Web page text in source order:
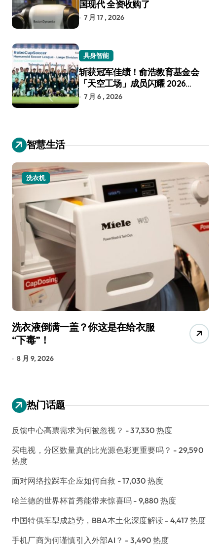
国现代 全资收购了
7 月 17 , 2026
具身智能
斩获冠军佳绩！俞浩教育基金会
「天空工场」成员闪耀 2026
RoboCup 机器人世界杯
7 月 6 , 2026
智慧生活
小家电
宠物美容吸尘器，是智商税还是真
热门话题
反馈中心高票需求为何被忽视？ - 37,330 热度
买电视，分区数量真的比光源色彩更重要吗？ - 29,590
热度
面对网络拉踩车企应如何自救 - 17,030 热度
哈兰德的世界杯首秀能带来惊喜吗 - 9,880 热度
中国特供车型成趋势，BBA本土化深度解读 - 4,417 热度
手机厂商为何谨慎引入外部AI？ - 3,490 热度